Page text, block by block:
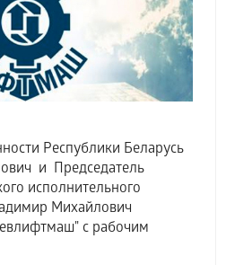
Республики Беларусь
и Председатель
исполнительного
Михайлович
с рабочим